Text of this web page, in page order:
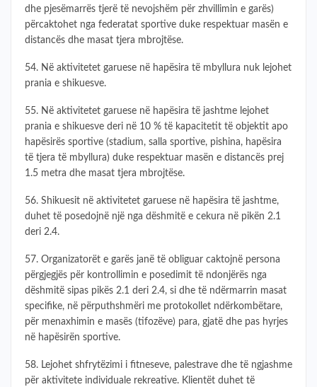
dhe pjesëmarrës tjerë të nevojshëm për zhvillimin e garës)
përcaktohet nga federatat sportive duke respektuar masën e
distancës dhe masat tjera mbrojtëse.
54. Në aktivitetet garuese në hapësira të mbyllura nuk lejohet
prania e shikuesve.
55. Në aktivitetet garuese në hapësira të jashtme lejohet
prania e shikuesve deri në 10 % të kapacitetit të objektit apo
hapësirës sportive (stadium, salla sportive, pishina, hapësira
të tjera të mbyllura) duke respektuar masën e distancës prej
1.5 metra dhe masat tjera mbrojtëse.
56. Shikuesit në aktivitetet garuese në hapësira të jashtme,
duhet të posedojnë një nga dëshmitë e cekura në pikën 2.1
deri 2.4.
57. Organizatorët e garës janë të obliguar caktojnë persona
përgjegjës për kontrollimin e posedimit të ndonjërës nga
dëshmitë sipas pikës 2.1 deri 2.4, si dhe të ndërmarrin masat
specifike, në përputhshmëri me protokollet ndërkombëtare,
për menaxhimin e masës (tifozëve) para, gjatë dhe pas hyrjes
në hapësirën sportive.
58. Lejohet shfrytëzimi i fitneseve, palestrave dhe të ngjashme
për aktivitete individuale rekreative. Klientët duhet të